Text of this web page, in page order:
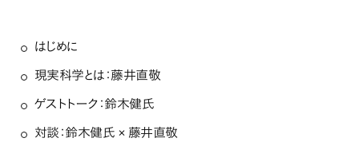
はじめに
現実科学とは：藤井直敬
ゲストトーク：鈴木健氏
対談：鈴木健氏 × 藤井直敬